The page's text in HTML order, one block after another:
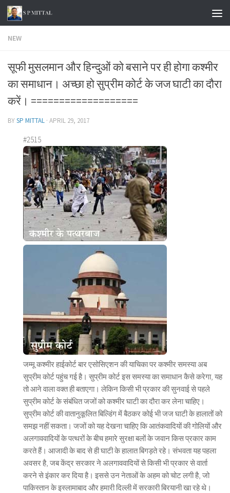
Skip to content
NEW
सूफी मुसलमान और हिन्दुओं को बसाने पर ही होगा कश्मीर
का समाधान। अच्छा हो सुप्रीम कोर्ट के जज घाटी का दौरा
करें। ===================
BYSP MITTAL · APRIL 29, 2017
#2515
जम्मू कश्मीर हाईकोर्ट बार एसोसिएशन की याचिका पर कश्मीर समस्या अब
सुप्रीम कोर्ट पहुंच गई है। सुप्रीम कोर्ट इस समस्या का समाधान कैसे करेगा, यह
तो आने वाला वक्त ही बताएगा। लेकिन किसी भी प्रकार की सुनवाई से पहले
सुप्रीम कोर्ट के संबंधित जजों को कश्मीर घाटी का दौरा कर लेना चाहिए।
सुप्रीम कोर्ट की वातानुकूलित बिल्डिंग में बैठकर कोई भी जज घाटी के हालातों को
समझ नहीं सकता। जजों को यह देखना चाहिए कि आतंकवादियों की गोलियों और
अलगाववादियों के पत्थरों के बीच हमारे सुरक्षा बलों के जवान किस प्रकार काम
करते हैं। आजादी के बाद से ही घाटी के हालात बिगड़ते रहे। संभवता यह पहला
अवसर है, जब केंद्र सरकार ने अलगाववादियों से किसी भी प्रकार से वार्ता
करने से इंकार कर दिया है। इससे उन नेताओं के अहम को चोट लगी है, जो
पाकिस्तान के इस्लामाबाद और हमारी दिल्ली में सरकारी बिरयानी खा रहे थे।